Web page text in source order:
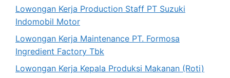
Lowongan Kerja Production Staff PT Suzuki
Indomobil Motor
Lowongan Kerja Maintenance PT. Formosa
Ingredient Factory Tbk
Lowongan Kerja Kepala Produksi Makanan (Roti)